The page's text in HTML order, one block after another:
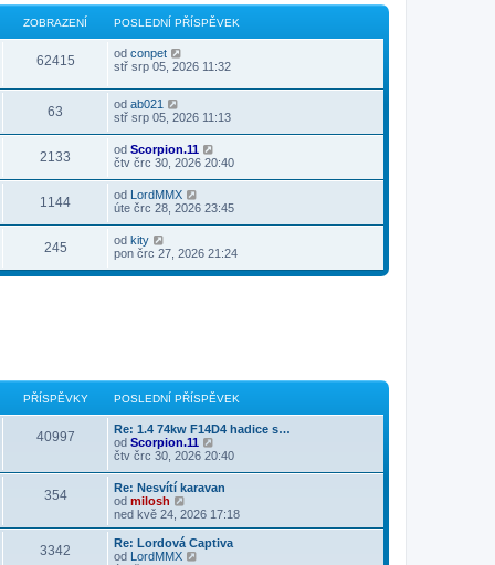
ZOBRAZENÍ POSLEDNÍ PŘÍSPĚVEK
62415 od conpet
stř srp 05, 2026 11:32
63 od ab021
stř srp 05, 2026 11:13
2133 od Scorpion.11
čtv črc 30, 2026 20:40
1144 od LordMMX
úte črc 28, 2026 23:45
245 od kity
pon črc 27, 2026 21:24
PŘÍSPĚVKY POSLEDNÍ PŘÍSPĚVEK
40997
Re: 1.4 74kw F14D4 hadice s…
od Scorpion.11
o
a
z
i
t
p
čtv črc 30, 2026 20:40
354
Re: Nesvítí karavan
od milosh
o
b
r
a
ned kvě 24, 2026 17:18
3342
Re: Lordová Captiva
od LordMMX